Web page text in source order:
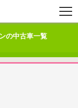
の中古車一覧